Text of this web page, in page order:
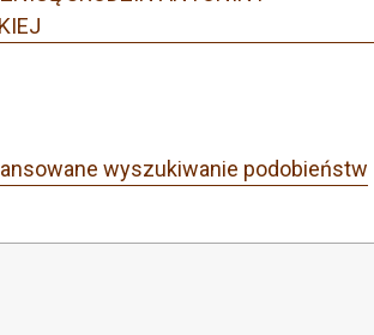
wyszukiwanie podobieństw